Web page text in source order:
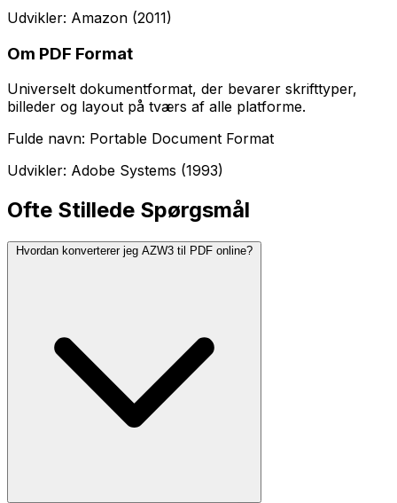
Udvikler: Amazon (2011)
Om PDF Format
Universelt dokumentformat, der bevarer skrifttyper,
billeder og layout på tværs af alle platforme.
Fulde navn: Portable Document Format
Udvikler: Adobe Systems (1993)
Ofte Stillede Spørgsmål
Hvordan konverterer jeg AZW3 til PDF online?